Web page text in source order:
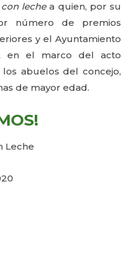
lechea quien, por su
número de premios
y el Ayuntamiento
en el marco del acto
abuelos del concejo,
de mayor edad.
Leche